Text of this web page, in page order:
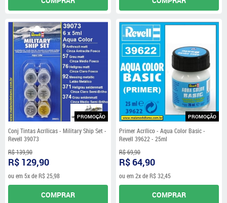
PROMOÇÃO
Conj Tintas Acrílicas - Military Ship Set -
Revell 39073
R$ 139,90
R$ 129,90
ou em 5xdeR$ 25,98
COMPRAR
PROMOÇÃO
Primer Acrílico - Aqua Color Basic -
Revell 39622 - 25ml
R$ 69,90
R$ 64,90
ou em2xdeR$ 32,45
COMPRAR